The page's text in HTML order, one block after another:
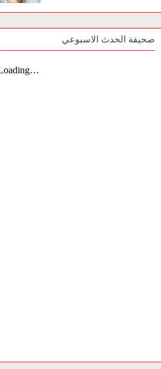
صحيفة الحدث الاسبوعي